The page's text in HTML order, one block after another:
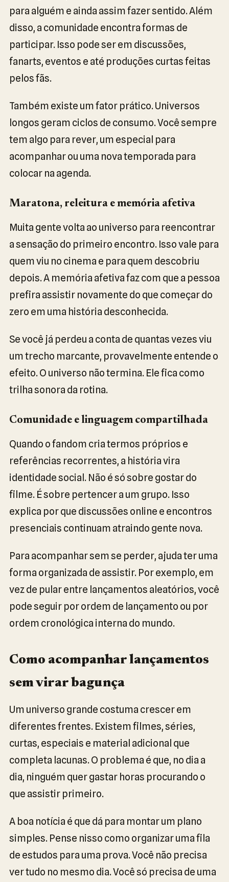
para alguém e ainda assim fazer sentido. Além
disso, a comunidade encontra formas de
participar. Isso pode ser em discussões,
fanarts, eventos e até produções curtas feitas
pelos fãs.
Também existe um fator prático. Universos
longos geram ciclos de consumo. Você sempre
tem algo para rever, um especial para
acompanhar ou uma nova temporada para
colocar na agenda.
Maratona, releitura e memória afetiva
Muita gente volta ao universo para reencontrar
a sensação do primeiro encontro. Isso vale para
quem viu no cinema e para quem descobriu
depois. A memória afetiva faz com que a pessoa
prefira assistir novamente do que começar do
zero em uma história desconhecida.
Se você já perdeu a conta de quantas vezes viu
um trecho marcante, provavelmente entende o
efeito. O universo não termina. Ele fica como
trilha sonora da rotina.
Comunidade e linguagem compartilhada
Quando o fandom cria termos próprios e
referências recorrentes, a história vira
identidade social. Não é só sobre gostar do
filme. É sobre pertencer a um grupo. Isso
explica por que discussões online e encontros
presenciais continuam atraindo gente nova.
Para acompanhar sem se perder, ajuda ter uma
forma organizada de assistir. Por exemplo, em
vez de pular entre lançamentos aleatórios, você
pode seguir por ordem de lançamento ou por
ordem cronológica interna do mundo.
Como acompanhar lançamentos
sem virar bagunça
Um universo grande costuma crescer em
diferentes frentes. Existem filmes, séries,
curtas, especiais e material adicional que
completa lacunas. O problema é que, no dia a
dia, ninguém quer gastar horas procurando o
que assistir primeiro.
A boa notícia é que dá para montar um plano
simples. Pense nisso como organizar uma fila
de estudos para uma prova. Você não precisa
ver tudo no mesmo dia. Você só precisa de uma